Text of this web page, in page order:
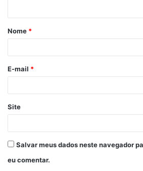
á
r
*
Nome *
E-mail *
Site
Salvar meus dados neste navegador
eu comentar.